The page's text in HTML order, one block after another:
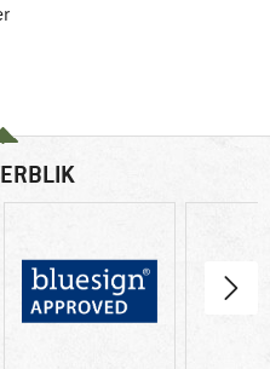
- oplysningerne får du